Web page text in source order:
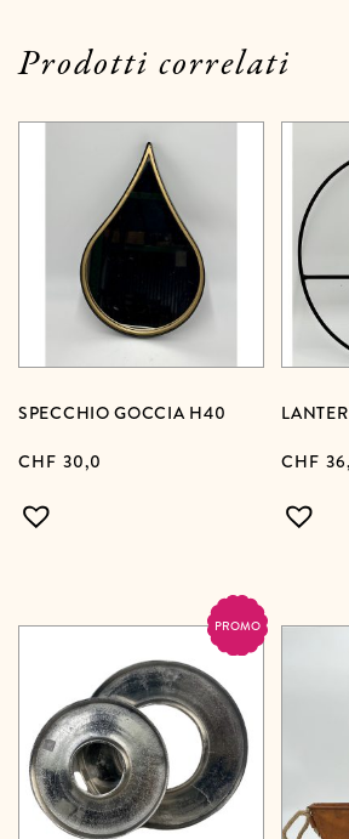
Prodotti correlati
SPECCHIO GOCCIA H40
CHF 30,0
CHF
PROMO